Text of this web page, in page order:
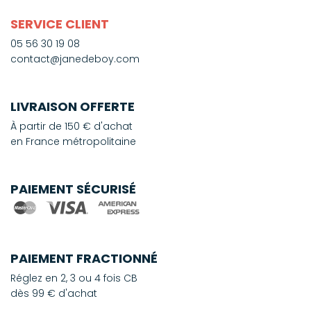
SERVICE CLIENT
05 56 30 19 08
contact@janedeboy.com
LIVRAISON OFFERTE
À partir de 150 € d'achat
en France métropolitaine
PAIEMENT SÉCURISÉ
PAIEMENT FRACTIONNÉ
Réglez en 2, 3 ou 4 fois CB
dès 99 € d'achat